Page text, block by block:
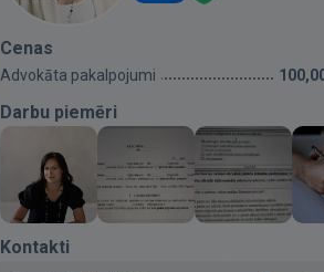
Cenas
Advokāta pakalpojumi
Darbu piemēri
Kontakti